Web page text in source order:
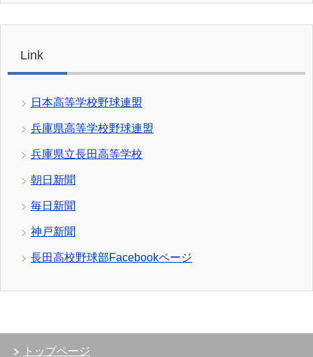
Link
日本高等学校野球連盟
兵庫県高等学校野球連盟
兵庫県立長田高等学校
朝日新聞
毎日新聞
神戸新聞
長田高校野球部Facebookページ
トップページ